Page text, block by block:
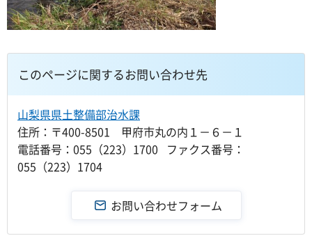
このページに関するお問い合わせ先
山梨県県土整備部治水課
住所：〒400-8501 甲府市丸の内１－６－１
電話番号：055（223）1700 ファクス番号：
055（223）1704